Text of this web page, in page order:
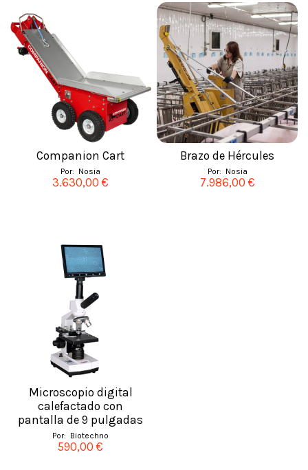
Companion Cart
Por: Nosia
3.630,00 €
Brazo de Hércules
Por: Nosia
7.986,00 €
Microscopio digital
calefactado con
pantalla de 9 pulgadas
Por: Biotechno
590,00 €